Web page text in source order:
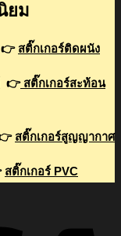
ยม
👉 สติ๊กเกอร์ติดผนัง
👉สติ๊กเกอร์สะท้อน
สติ๊กเกอร์สูญญากาศ
สติ๊กเกอร์ PVC